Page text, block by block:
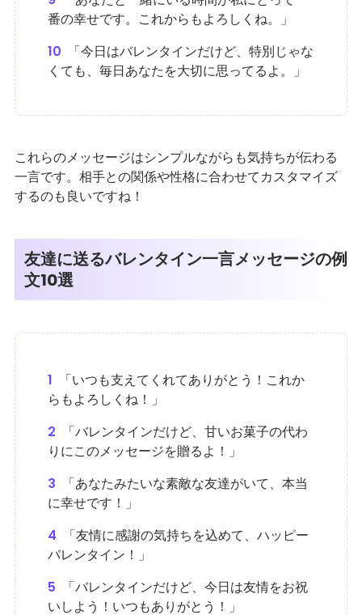
番の幸せです。これからもよろしくね。」
10
「今日はバレンタインだけど、特別じゃな
くても、毎日あなたを大切に思ってるよ。」
これらのメッセージはシンプルながらも気持ちが伝わる
一言です。相手との関係や性格に合わせてカスタマイズ
するのも良いですね！
友達に送るバレンタイン一言メッセージの例
文10選
1
「いつも支えてくれてありがとう！これか
らもよろしくね！」
2
「バレンタインだけど、甘いお菓子の代わ
りにこのメッセージを贈るよ！」
3
「あなたみたいな素敵な友達がいて、本当
に幸せです！」
4
「友情に感謝の気持ちを込めて、ハッピー
バレンタイン！」
5
「バレンタインだけど、今日は友情をお祝
いしよう！いつもありがとう！」